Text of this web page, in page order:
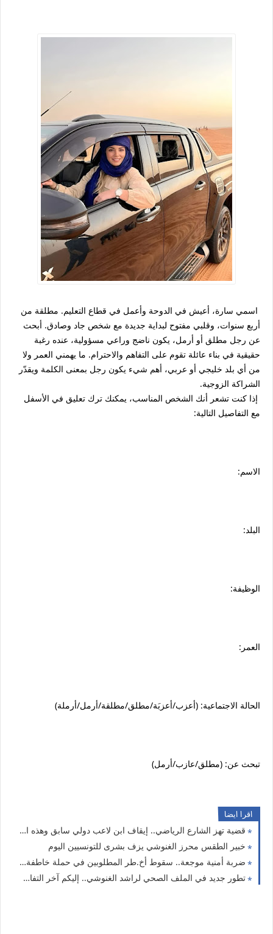
اسمي سارة، أعيش في الدوحة وأعمل في قطاع التعليم. مطلقة من
أربع سنوات، وقلبي مفتوح لبداية جديدة مع شخص جاد وصادق. أبحث
عن رجل مطلق أو أرمل، يكون ناضج وراعي مسؤولية، عنده رغبة
حقيقية في بناء عائلة تقوم على التفاهم والاحترام. ما يهمني العمر ولا
من أي بلد خليجي أو عربي، أهم شيء يكون رجل بمعنى الكلمة ويقدّر
الشراكة الزوجية.
إذا كنت تشعر أنك الشخص المناسب، يمكنك ترك تعليق في الأسفل
مع التفاصيل التالية:
الاسم:
البلد:
الوظيفة:
العمر:
الحالة الاجتماعية: (أعزب/أعزبَة/مطلق/مطلقة/أرمل/أرملة)
تبحث عن: (مطلق/عازب/أرمل)
اقرا ايضا
قضية تهز الشارع الرياضي.. إيقاف ابن لاعب دولي سابق وهذه التهم الموجّهة إليه
خبير الطقس محرز الغنوشي يزف بشرى للتونسيين اليوم
ضربة أمنية موجعة.. سقوط أخ.طر المطلوبين في حملة خاطفة بالعاصمة
تطور جديد في الملف الصحي لراشد الغنوشي.. إليكم آخر التفاصيل